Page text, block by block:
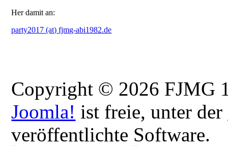
Her damit an:
party2017 (at) fjmg-abi1982.de
Copyright © 2026 FJMG
Joomla! ist freie, unter der
veröffentlichte Software.